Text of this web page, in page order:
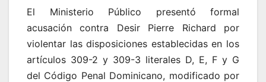
El Ministerio Público presentó formal
acusación contra Desir Pierre Richard por
violentar las disposiciones establecidas en los
artículos 309-2 y 309-3 literales D, E, F y G
del Código Penal Dominicano, modificado por